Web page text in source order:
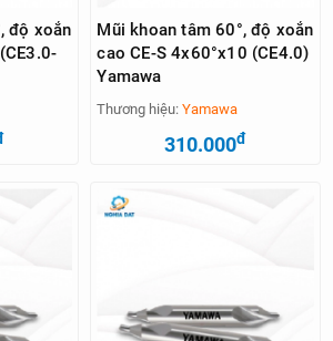
độ xoắn
Mũi khoan tâm 60°, độ xoắn
cao CE-S 4x60°x10 (CE4.0)
Yamawa
Thương hiệu:Yamawa
310.000đ